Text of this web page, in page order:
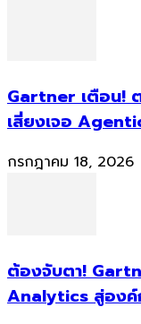
Gartner เตือน!
เสี่ยงเจอ
กรกฎาคม 18, 2026
ต้องจับตา!
Analytics สู่องค์